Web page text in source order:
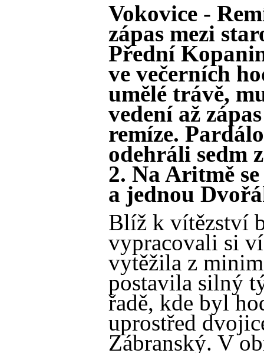
Vokovice -
zápas mezi
Přední
ve večerních
umělé trávě,
vedení až
remíze.
odehráli sedm
2. Na Aritmě
a jednou
Blíž k vítězství
vypracovali si
vytěžila z
postavila silný
řadě, kde byl
uprostřed
Zábranský. V